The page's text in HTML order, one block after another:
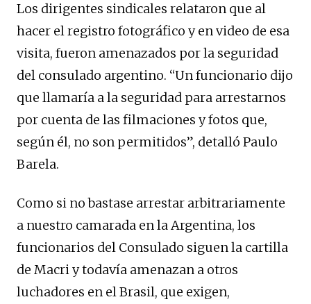
Los dirigentes sindicales relataron que al
hacer el registro fotográfico y en video de esa
visita, fueron amenazados por la seguridad
del consulado argentino. “Un funcionario dijo
que llamaría a la seguridad para arrestarnos
por cuenta de las filmaciones y fotos que,
según él, no son permitidos”, detalló Paulo
Barela.
Como si no bastase arrestar arbitrariamente
a nuestro camarada en la Argentina, los
funcionarios del Consulado siguen la cartilla
de Macri y todavía amenazan a otros
luchadores en el Brasil, que exigen,